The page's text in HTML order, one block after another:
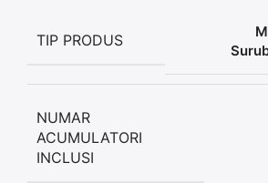
TIP PRODUS
NUMAR
ACUMULATORI
INCLUSI